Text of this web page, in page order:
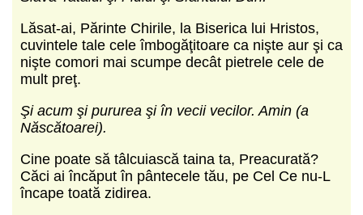
Lăsat-ai, Părinte Chirile, la Biserica lui Hristos,
cuvintele tale cele îmbogăţitoare ca nişte aur şi ca
nişte comori mai scumpe decât pietrele cele de
mult preţ.
Şi acum şi pururea şi în vecii vecilor. Amin (a
Născătoarei).
Cine poate să tâlcuiască taina ta, Preacurată?
Căci ai încăput în pântecele tău, pe Cel Ce nu-L
încape toată zidirea.